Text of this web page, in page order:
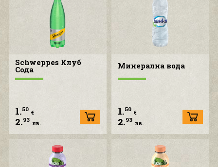
Schweppes Клуб
Сода
1.50 €
2.93 лв.
Минерална вода
1.50 €
2.93 лв.